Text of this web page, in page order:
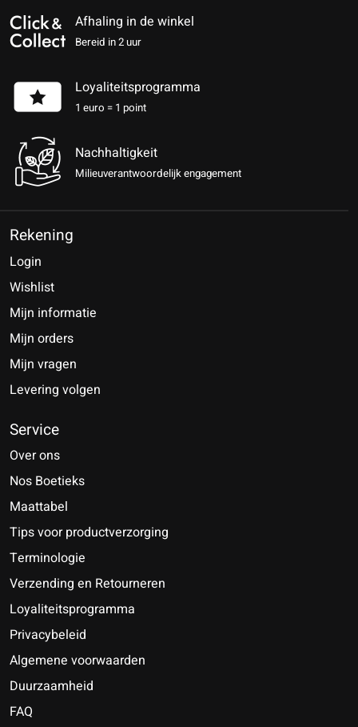
Afhaling in de winkel
Bereid in 2 uur
Loyaliteitsprogramma
1 euro = 1 point
Nachhaltigkeit
Milieuverantwoordelijk engagement
Rekening
Login
Wishlist
Mijn informatie
Mijn orders
Mijn vragen
Levering volgen
Service
Over ons
Nos Boetieks
Maattabel
Tips voor productverzorging
Terminologie
Verzending en Retourneren
Loyaliteitsprogramma
Privacybeleid
Algemene voorwaarden
Duurzaamheid
FAQ